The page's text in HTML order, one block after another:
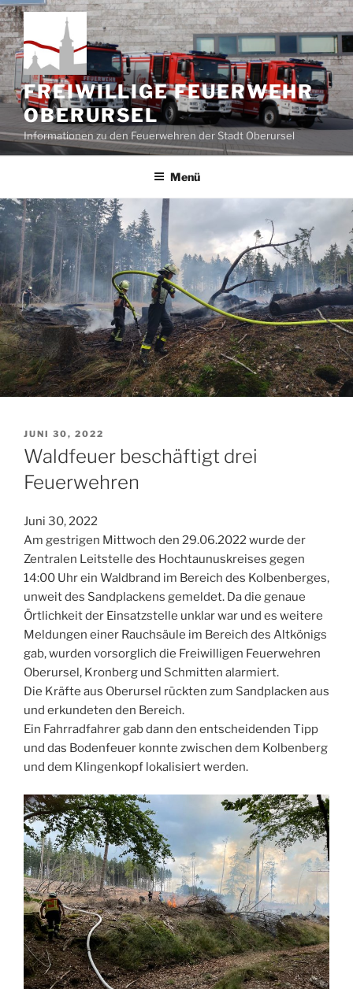
Zum
Inhalt
springen
FREIWILLIGE FEUERWEHR
OBERURSEL
Informationen zu den Feuerwehren der Stadt Oberursel
Menü
VERÖFFENTLICHT
AM
JUNI 30, 2022
Waldfeuer beschäftigt drei
Feuerwehren
Juni 30, 2022
Am gestrigen Mittwoch den 29.06.2022 wurde der
Zentralen Leitstelle des Hochtaunuskreises gegen
14:00 Uhr ein Waldbrand im Bereich des Kolbenberges,
unweit des Sandplackens gemeldet. Da die genaue
Örtlichkeit der Einsatzstelle unklar war und es weitere
Meldungen einer Rauchsäule im Bereich des Altkönigs
gab, wurden vorsorglich die Freiwilligen Feuerwehren
Oberursel, Kronberg und Schmitten alarmiert.
Die Kräfte aus Oberursel rückten zum Sandplacken aus
und erkundeten den Bereich.
Ein Fahrradfahrer gab dann den entscheidenden Tipp
und das Bodenfeuer konnte zwischen dem Kolbenberg
und dem Klingenkopf lokalisiert werden.